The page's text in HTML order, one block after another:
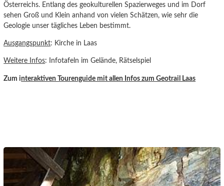
Österreichs. Entlang des geokulturellen Spazierweges und im Dorf
sehen Groß und Klein anhand von vielen Schätzen, wie sehr die
Geologie unser tägliches Leben bestimmt.
Ausgangspunkt: Kirche in Laas
Weitere Infos: Infotafeln im Gelände, Rätselspiel
Zum interaktiven Tourenguide mit allen Infos zum Geotrail Laas